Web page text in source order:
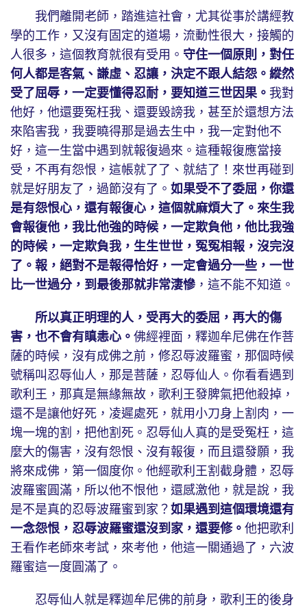
我們離開老師，踏進這社會，尤其從事於講經教
學的工作，又沒有固定的道場，流動性很大，接觸的
人很多，這個教育就很有受用。 守住一個原則，對任
何人都是客氣、謙虛、忍讓，決定不跟人結怨。縱然
受了屈辱，一定要懂得忍耐，要知道三世因果。 我對
他好，他還要冤枉我、還要毀謗我，甚至於還想方法
來陷害我，我要曉得那是過去生中，我一定對他不
好，這一生當中遇到就報復過來。這種報復應當接
受，不再有怨恨，這帳就了了、就結了！來世再碰到
就是好朋友了，過節沒有了。 如果受不了委屈，你還
是有怨恨心，還有報復心，這個就麻煩大了。來生我
會報復他，我比他強的時候，一定欺負他，他比我強
的時候，一定欺負我，生生世世，冤冤相報，沒完沒
了。報，絕對不是報得恰好，一定會過分一些，一世
比一世過分，到最後那就非常淒慘 ，這不能不知道。
所以真正明理的人，受再大的委屈，再大的傷
害，也不會有瞋恚心。 佛經裡面，釋迦牟尼佛在作菩
薩的時候，沒有成佛之前，修忍辱波羅蜜，那個時候
號稱叫忍辱仙人，那是菩薩，忍辱仙人。你看看遇到
歌利王，那真是無緣無故，歌利王發脾氣把他殺掉，
還不是讓他好死，凌遲處死，就用小刀身上割肉，一
塊一塊的割，把他割死。忍辱仙人真的是受冤枉，這
麼大的傷害，沒有怨恨、沒有報復，而且還發願，我
將來成佛，第一個度你。他經歌利王割截身體，忍辱
波羅蜜圓滿，所以他不恨他，還感激他，就是說，我
是不是真的忍辱波羅蜜到家？ 如果遇到這個環境還有
一念怨恨，忍辱波羅蜜還沒到家，還要修。 他把歌利
王看作老師來考試，來考他，他這一關通過了，六波
羅蜜這一度圓滿了。
忍辱仙人就是釋迦牟尼佛的前身，歌利王的後身